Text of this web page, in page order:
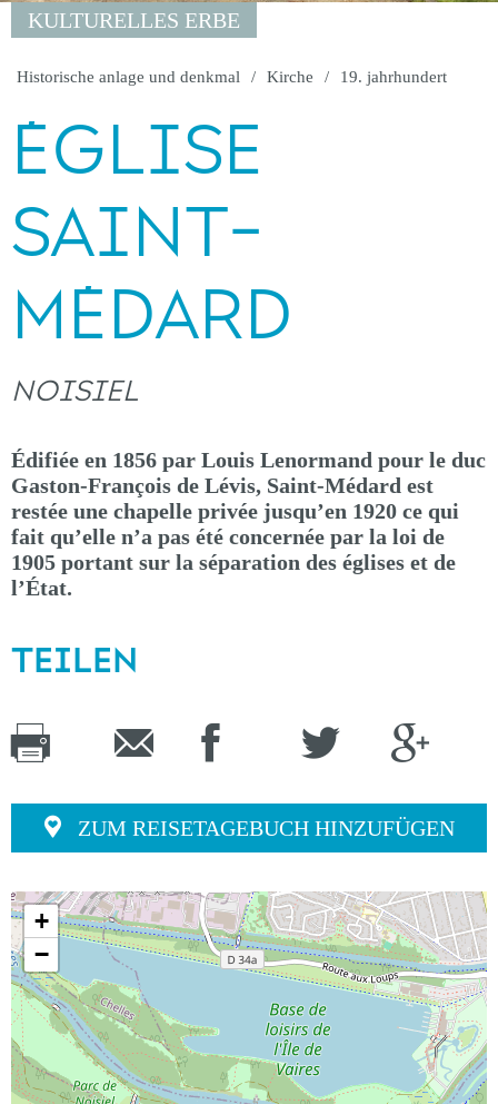
KULTURELLES ERBE
Historische anlage und denkmal Kirche 19. jahrhundert
ÉGLISE
SAINT-
MÉDARD
NOISIEL
Édifiée en 1856 par Louis Lenormand pour le duc
Gaston-François de Lévis, Saint-Médard est
restée une chapelle privée jusqu’en 1920 ce qui
fait qu’elle n’a pas été concernée par la loi de
1905 portant sur la séparation des églises et de
l’État.
TEILEN
ZUM REISETAGEBUCH HINZUFÜGEN
+
−